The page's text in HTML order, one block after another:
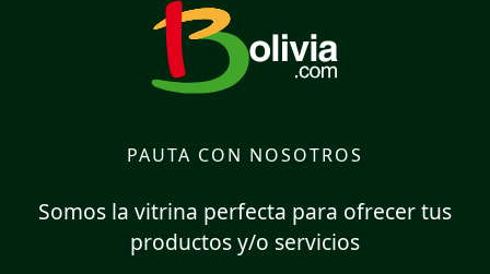
PAUTA CON NOSOTROS
Somos la vitrina perfecta para ofrecer tus
productos y/o servicios